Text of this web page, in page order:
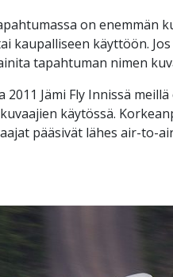
on enemmän
kaupalliseen käyttöön.
tapahtuman nimen
2011 Jämi Fly Innissä
käytössä.
pääsivät lähes air-to-